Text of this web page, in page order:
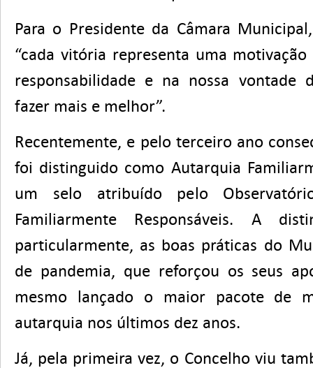
Para o Presidente da Câmara
“cada vitória representa uma
responsabilidade e na nossa vontade
fazer mais e melhor”.
Recentemente, e pelo terceiro ano
foi distinguido como Autarquia
um selo atribuído pelo
Familiarmente Responsáveis. A
particularmente, as boas práticas do
de pandemia, que reforçou os seus
mesmo lançado o maior pacote de
autarquia nos últimos dez anos.
Já, pela primeira vez, o Concelho viu